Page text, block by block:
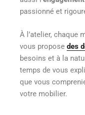
passionné et
À l’atelier, chaque
vous propose des
besoins et à la
temps de vous
que vous
votre mobilier.